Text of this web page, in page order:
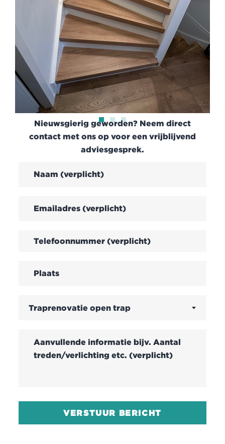
Nieuwsgierig geworden? Neem direct
contact met ons op voor een vrijblijvend
adviesgesprek.
Traprenovatie open trap